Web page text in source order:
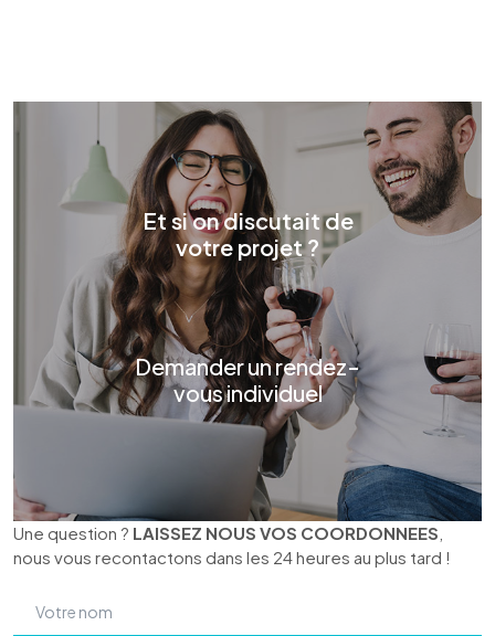
Et si on discutait de
votre projet ?
Demander un rendez-
vous individuel
Une question ? LAISSEZ NOUS VOS COORDONNEES
nous vous recontactons dans les 24 heures au plus tard !